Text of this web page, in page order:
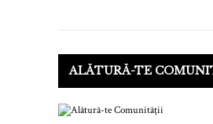
ALĂTURĂ-TE